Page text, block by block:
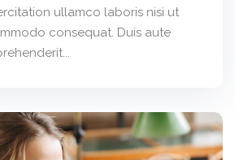
ullamco laboris nisi ut
consequat. Duis aute